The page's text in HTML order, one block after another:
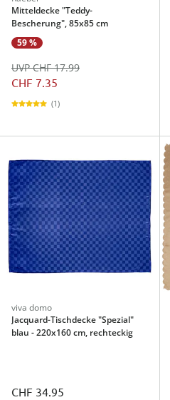
Mitteldecke "Teddy-
Bescherung", 85x85 cm
59 %
CHF 7.35
UVP CHF 17.99
(1)
viva domo
Jacquard-Tischdecke "Spezial"
blau - 220x160 cm, rechteckig
CHF 34.95